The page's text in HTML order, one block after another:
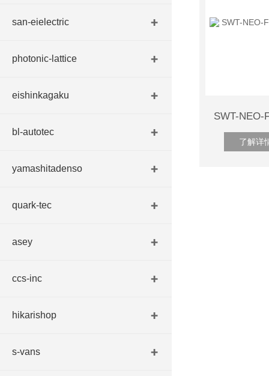
san-eielectric
photonic-lattice
eishinkagaku
bl-autotec
yamashitadenso
quark-tec
asey
ccs-inc
hikarishop
s-vans
了解详